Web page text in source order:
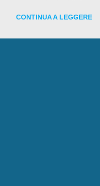
epilogo della vicenda.
CONTINUA A LEGGERE